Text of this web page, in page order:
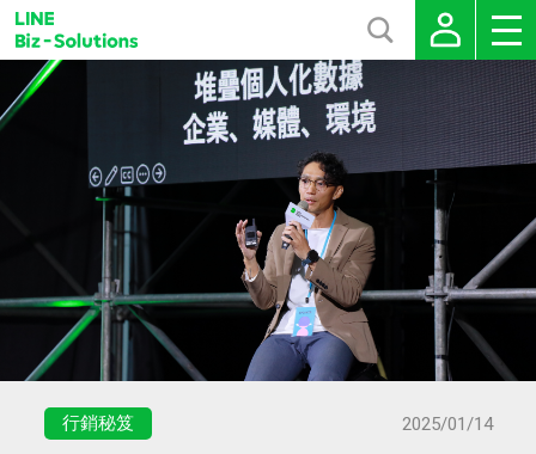
行銷秘笈 2025/01/14